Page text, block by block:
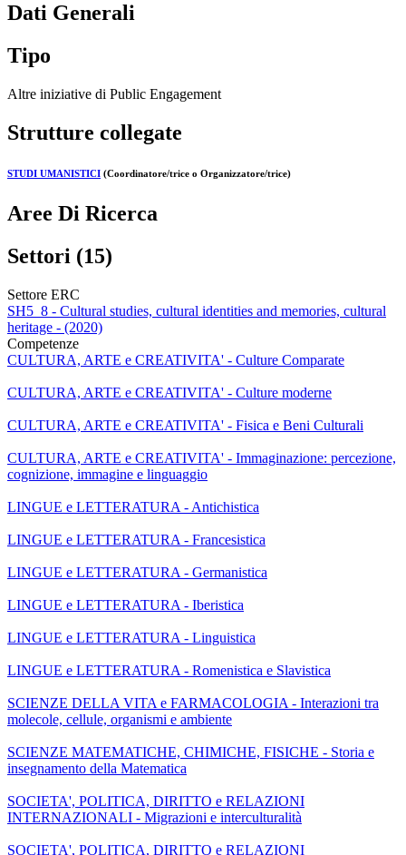
Dati Generali
Tipo
Altre iniziative di Public Engagement
Strutture collegate
STUDI UMANISTICI (Coordinatore/trice o Organizzatore/trice)
Aree Di Ricerca
Settori (15)
Settore ERC
SH5_8 - Cultural studies, cultural identities and memories, cultural
heritage - (2020)
Competenze
CULTURA, ARTE e CREATIVITA' - Culture Comparate
CULTURA, ARTE e CREATIVITA' - Culture moderne
CULTURA, ARTE e CREATIVITA' - Fisica e Beni Culturali
CULTURA, ARTE e CREATIVITA' - Immaginazione: percezione,
cognizione, immagine e linguaggio
LINGUE e LETTERATURA - Antichistica
LINGUE e LETTERATURA - Francesistica
LINGUE e LETTERATURA - Germanistica
LINGUE e LETTERATURA - Iberistica
LINGUE e LETTERATURA - Linguistica
LINGUE e LETTERATURA - Romenistica e Slavistica
SCIENZE DELLA VITA e FARMACOLOGIA - Interazioni tra
molecole, cellule, organismi e ambiente
SCIENZE MATEMATICHE, CHIMICHE, FISICHE - Storia e
insegnamento della Matematica
SOCIETA', POLITICA, DIRITTO e RELAZIONI
INTERNAZIONALI - Migrazioni e interculturalità
SOCIETA', POLITICA, DIRITTO e RELAZIONI